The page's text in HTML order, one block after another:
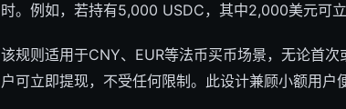
时。例如，若持有5,000 USDC，其中2,000美元可
该规则适用于CNY、EUR等法币买币场景，无论首
户可立即提现，不受任何限制。此设计兼顾小额用户